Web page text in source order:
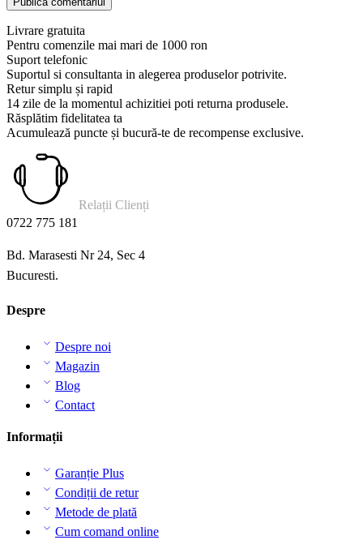
Livrare gratuita
Pentru comenzile mai mari de 1000 ron
Suport telefonic
Suportul si consultanta in alegerea produselor potrivite.
Retur simplu și rapid
14 zile de la momentul achizitiei poti returna produsele.
Răsplătim fidelitatea ta
Acumulează puncte și bucură-te de recompense exclusive.
Relații Clienți
0722 775 181
Bd. Marasesti Nr 24, Sec 4
Bucuresti.
Despre
Despre noi
Magazin
Blog
Contact
Informații
Garanție Plus
Condiții de retur
Metode de plată
Cum comand online